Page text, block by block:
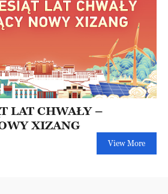
LAT CHWAŁY –
XIZANG
View More